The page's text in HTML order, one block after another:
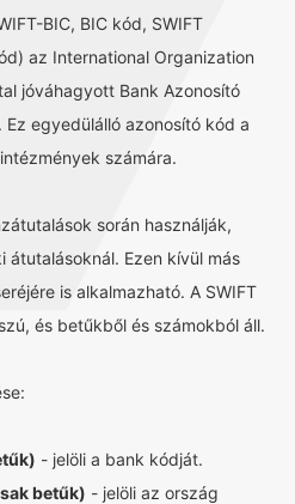
BIC, BIC kód, SWIFT
az International Organization
jóváhagyott Bank Azonosító
egyedülálló azonosító kód a
számára.
során használják,
átutalásoknál. Ezen kívül más
is alkalmazható. A SWIFT
és betűkből és számokból áll.
- jelöli a bank kódját.
betűk) - jelöli az ország